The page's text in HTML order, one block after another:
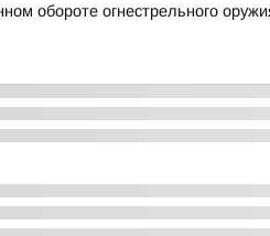
обороте огнестрельного